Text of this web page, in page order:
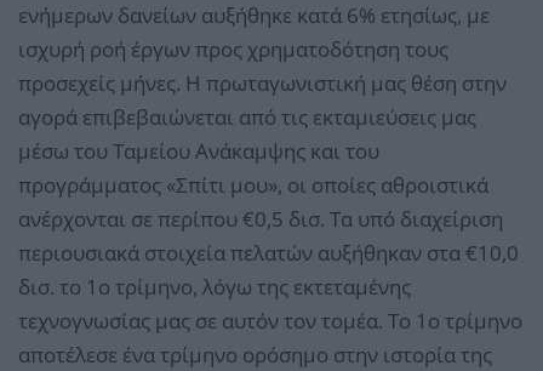
ενήμερων δανείων αυξήθηκε κατά 6% ετησίως, με
ισχυρή ροή έργων προς χρηματοδότηση τους
προσεχείς μήνες. Η πρωταγωνιστική μας θέση στην
αγορά επιβεβαιώνεται από τις εκταμιεύσεις μας
μέσω του Ταμείου Ανάκαμψης και του
προγράμματος «Σπίτι μου», οι οποίες αθροιστικά
ανέρχονται σε περίπου €0,5 δισ. Τα υπό διαχείριση
περιουσιακά στοιχεία πελατών αυξήθηκαν στα €10,0
δισ. το 1ο τρίμηνο, λόγω της εκτεταμένης
τεχνογνωσίας μας σε αυτόν τον τομέα. Το 1ο τρίμηνο
αποτέλεσε ένα τρίμηνο ορόσημο στην ιστορία της